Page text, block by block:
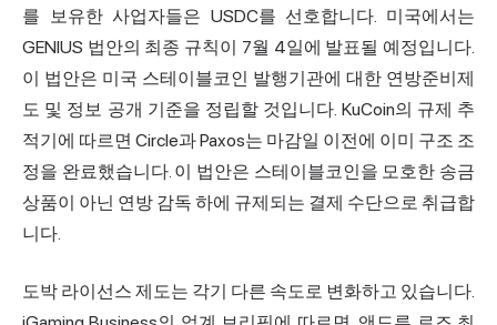
를 보유한 사업자들은 USDC를 선호합니다. 미국에서는
GENIUS 법안의 최종 규칙이 7월 4일에 발표될 예정입니다.
이 법안은 미국 스테이블코인 발행기관에 대한 연방준비제
도 및 정보 공개 기준을 정립할 것입니다. KuCoin의 규제 추
적기에 따르면 Circle과 Paxos는 마감일 이전에 이미 구조 조
정을 완료했습니다. 이 법안은 스테이블코인을 모호한 송금
상품이 아닌 연방 감독 하에 규제되는 결제 수단으로 취급합
니다.
도박 라이선스 제도는 각기 다른 속도로 변화하고 있습니다.